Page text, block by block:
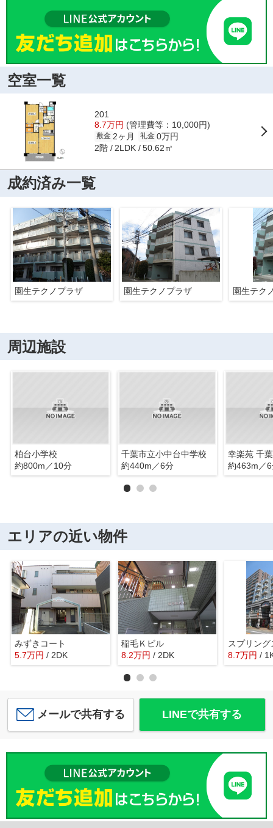
空室一覧
201
8.7万円 (管理費等：10,000円)
敷金 2ヶ月 礼金 0万円
2階 2LDK 50.62㎡
成約済み一覧
園生テクノプラザ 園生テクノプラザ 園生テク
周辺施設
柏台小学校
約800m／10分
千葉市立小中台中学校
約440m／6分
幸楽苑 千
約463m／
エリアの近い物件
みずきコート
5.7万円 / 2DK
稲毛Ｋビル
8.2万円 / 2DK
スプリング
8.7万円 /
メールで共有する LINEで共有する